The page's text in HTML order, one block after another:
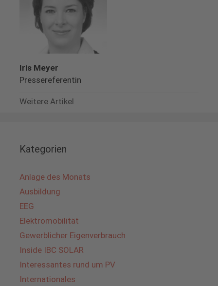
Iris Meyer
Pressereferentin
Weitere Artikel
Kategorien
Anlage des Monats
Ausbildung
EEG
Elektromobilität
Gewerblicher Eigenverbrauch
Inside IBC SOLAR
Interessantes rund um PV
Internationales